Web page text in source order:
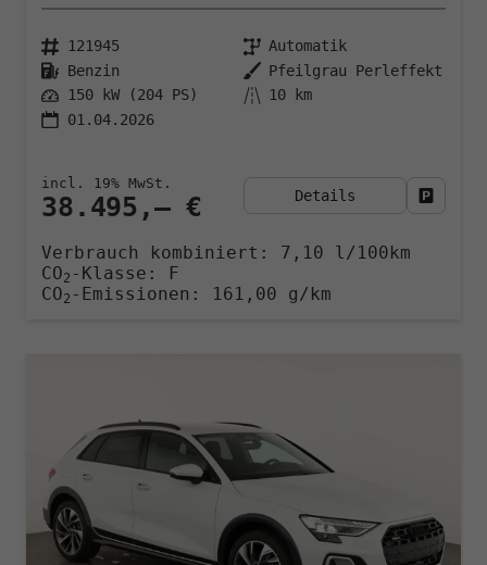
121945
Automatik
Benzin
Pfeilgrau Perleffekt
150 kW (204 PS)
10 km
01.04.2026
38.495,– €
incl. 19% MwSt.
Details
Verbrauch kombiniert: 7,10 l/100km
CO2 -Klasse:
F
CO2 -Emissionen: 161,00 g/km